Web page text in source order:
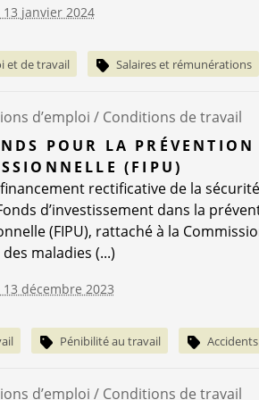
janvier 2024
et de travail Salaires et rémunérations
d’emploi / Conditions de travail
POUR LA PRÉVENTION
(FIPU)
rectificative de la
d’investissement dans la
(FIPU), rattaché à la
maladies (...)
décembre 2023
Pénibilité au travail
d’emploi / Conditions de travail